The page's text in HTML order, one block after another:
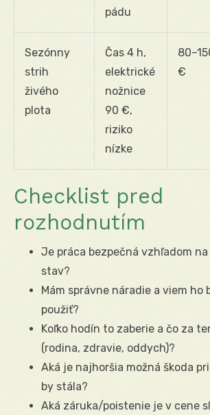
pádu
Sezónny
strih
živého
plota
Čas 4 h,
elektrické
nožnice
90 €,
riziko
nízke
€
Checklist pred
rozhodnutím
Je práca bezpečná vzhľadom
stav?
Mám správne náradie a viem ho
použiť?
Koľko hodín to zaberie a čo za
(rodina, zdravie, oddych)?
Aká je najhoršia možná škoda
by stála?
Aká záruka/poistenie je v cene